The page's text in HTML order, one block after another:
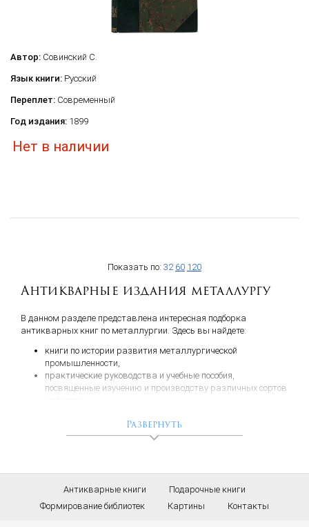
Автор: Совинский С.
Язык книги: Русский
Переплет: Современный
Год издания: 1899
Нет в наличии
Показать по: 32 60 120
Антикварные издания металлургу
В данном разделе представлена интересная подборка
антикварных книг по металлургии. Здесь вы найдете:
книги по истории развития металлургической
промышленности,
практические руководства и учебные пособия,
посвященные изучению и производству различных сортов
учения о месторождениях полезных ископаемых,
производстве с подробным описанием всех механизмов,
а также проект крупного металлургического комбината с
множеством иллюстраций и чертежей.
Развернуть
Антикварные книги
Подарочные книги
Формирование библиотек
Картины Контакты